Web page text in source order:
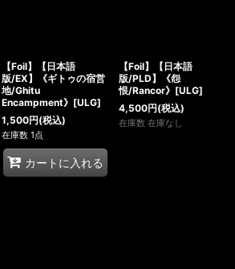
【Foil】【日本語
版/EX】《ギトゥの宿営
地/Ghitu
Encampment》[ULG]
1,500円(税込)
在庫数 1点
カートに入れる
【Foil】【日本語
版/PLD】《怨
恨/Rancor》[ULG]
4,500円(税込)
在庫数 在庫なし